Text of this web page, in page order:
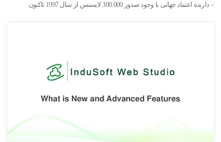
– دارنده اعتماد جهانی با وجود صدور 300.000 لایسنس از سال 1997 تاکنون